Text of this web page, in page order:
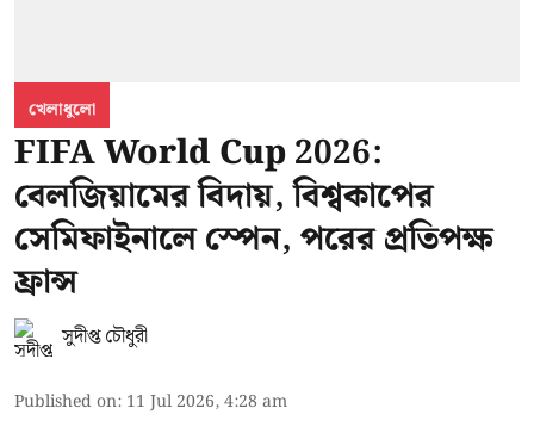
খেলাধুলো
FIFA World Cup 2026:
বেলজিয়ামের বিদায়, বিশ্বকাপের
সেমিফাইনালে স্পেন, পরের প্রতিপক্ষ
ফ্রান্স
সুদীপ্ত চৌধুরী
Published on: 11 Jul 2026, 4:28 am